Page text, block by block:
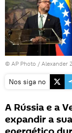
© AP Photo / Alexander
Nos siga no
A Rússia e a
expandir a